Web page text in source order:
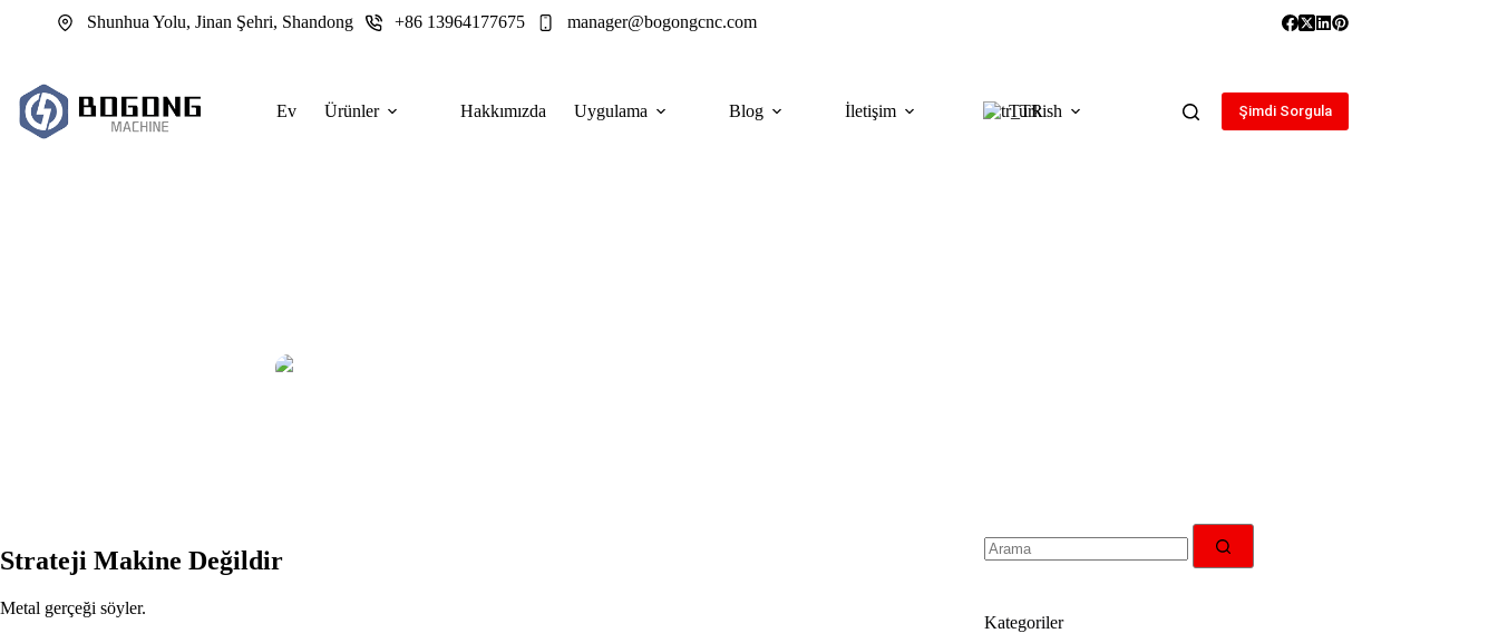
Shunhua Yolu, Jinan Şehri, Shandong +86 13964177675 manager@bogongcnc.com
Ev Ürünler Hakkımızda Uygulama Blog İletişim Turkish Şimdi Sorgula
Strateji Makine Değildir
Metal gerçeği söyler.
无
结
Kategoriler